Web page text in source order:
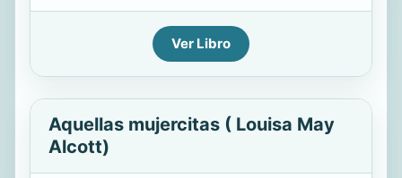
Ver Libro
Aquellas mujercitas ( Louisa May
Alcott)